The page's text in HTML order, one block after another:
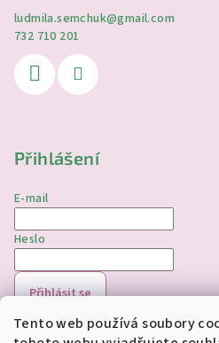
Tento web používá soubory
ludmila.semchuk@gmail.com
732 710 201
Přihlášení
E-mail
Heslo
Přihlásit se
Nová registraceZapomenuté heslo